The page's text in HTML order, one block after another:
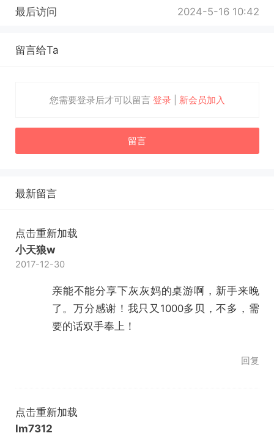
最后访问 2024-5-16 10:42
留言给Ta
您需要登录后才可以留言 登录| 新会员加入
留言
最新留言
点击重新加载
小天狼w
2017-12-30
亲能不能分享下灰灰妈的桌游啊，新手来晚
了。万分感谢！我只又1000多贝，不多，需
要的话双手奉上！
回复
点击重新加载
lm7312